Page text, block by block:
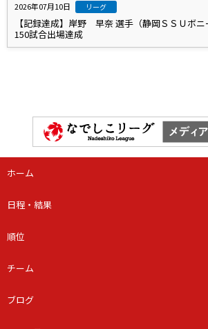
2026年07月10日 リーグ
【記録達成】岸野 早奈 選手（静岡ＳＳＵボ
150試合出場達成
ホーム
日程・結果
順位
チーム
ブログ